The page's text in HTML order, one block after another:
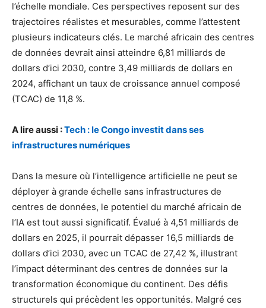
l’échelle mondiale. Ces perspectives reposent sur des
trajectoires réalistes et mesurables, comme l’attestent
plusieurs indicateurs clés. Le marché africain des centres
de données devrait ainsi atteindre 6,81 milliards de
dollars d’ici 2030, contre 3,49 milliards de dollars en
2024, affichant un taux de croissance annuel composé
(TCAC) de 11,8 %.
A lire aussi :Tech : le Congo investit dans ses
infrastructures numériques
Dans la mesure où l’intelligence artificielle ne peut se
déployer à grande échelle sans infrastructures de
centres de données, le potentiel du marché africain de
l’IA est tout aussi significatif. Évalué à 4,51 milliards de
dollars en 2025, il pourrait dépasser 16,5 milliards de
dollars d’ici 2030, avec un TCAC de 27,42 %, illustrant
l’impact déterminant des centres de données sur la
transformation économique du continent. Des défis
structurels qui précèdent les opportunités. Malgré ces